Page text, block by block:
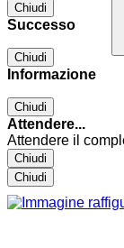
Chiudi
Successo
Chiudi
Informazione
Chiudi
Attendere...
Attendere il
Chiudi
Chiudi